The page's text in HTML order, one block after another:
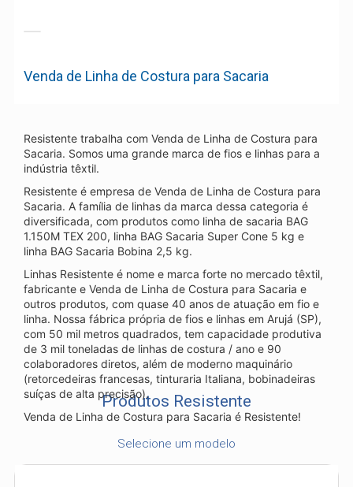
Venda de Linha de Costura para Sacaria
Resistente trabalha com Venda de Linha de Costura para
Sacaria. Somos uma grande marca de fios e linhas para a
indústria têxtil.
Resistente é empresa de Venda de Linha de Costura para
Sacaria. A família de linhas da marca dessa categoria é
diversificada, com produtos como linha de sacaria BAG
1.150M TEX 200, linha BAG Sacaria Super Cone 5 kg e
linha BAG Sacaria Bobina 2,5 kg.
Linhas Resistente é nome e marca forte no mercado têxtil,
fabricante e Venda de Linha de Costura para Sacaria e
outros produtos, com quase 40 anos de atuação em fio e
linha. Nossa fábrica própria de fios e linhas em Arujá (SP),
com 50 mil metros quadrados, tem capacidade produtiva
de 3 mil toneladas de linhas de costura / ano e 90
colaboradores diretos, além de moderno maquinário
(retorcedeiras francesas, tinturaria Italiana, bobinadeiras
suíças de alta precisão).
Venda de Linha de Costura para Sacaria é Resistente!
Produtos Resistente
Selecione um modelo